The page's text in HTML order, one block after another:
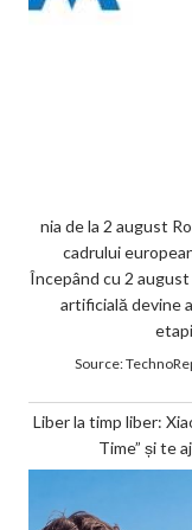
nia de la 2 august
cadrului
Începând cu 2
artificială devine
Source:
Liber la timp liber:
Time” și te